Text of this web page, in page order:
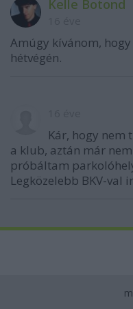
Kelle Botond
Amúgy kívánom,
hétvégén.
Kár, hogy
a klub, aztán már
próbáltam
Legközelebb BKV-val